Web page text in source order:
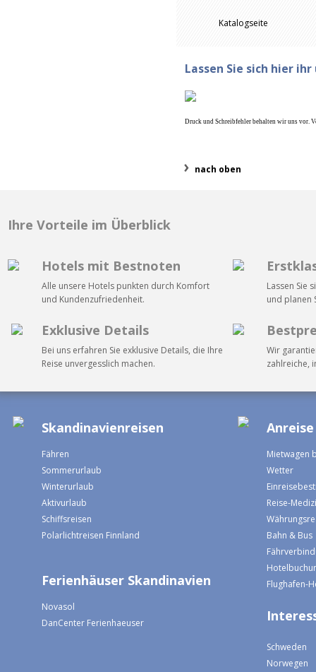
Katalogseite
Lassen Sie sich hier
Druck und Schreibfehler behalten wir uns vor.
nach oben
Ihre Vorteile im Überblick
Hotels mit Bestnoten
Alle unsere Hotels punkten durch Komfort
und Kundenzufriedenheit.
Lassen Sie
und planen
Exklusive Details
Bei uns erfahren Sie exklusive Details, die Ihre
Reise unvergesslich machen.
Wir
zahlreiche,
Skandinavienreisen
Fähren
Sommerurlaub
Winterurlaub
Aktivurlaub
Schiffsreisen
Polarlichtreisen Finnland
Ferienhäuser Skandinavien
Novasol
DanCenter Ferienhaeuser
Mietwagen
Wetter
Reise-
Bahn & Bus
Flughafen-
Schweden
Norwegen